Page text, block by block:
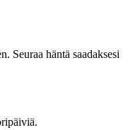
Seuraa häntä saadaksesi